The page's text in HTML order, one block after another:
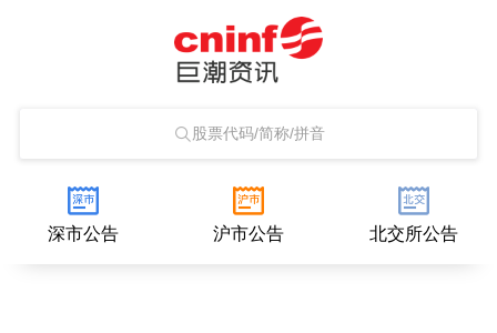
股票代码/简称/拼音
深市公告 沪市公告 北交所公告